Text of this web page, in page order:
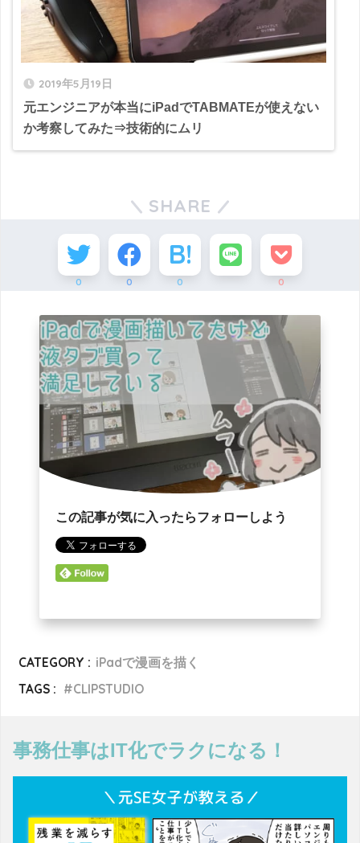
2019年5月19日
元エンジニアが本当にiPadでTABMATEが使えない
か考察してみた⇒技術的にムリ
SHARE
0 0 0 0
この記事が気に入ったらフォローしよう
CATEGORY : iPadで漫画を描く
TAGS :
CLIPSTUDIO
事務仕事はIT化でラクになる！